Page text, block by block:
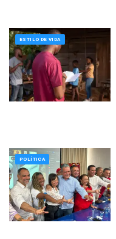
ESTILO DE VIDA
POLÍTICA